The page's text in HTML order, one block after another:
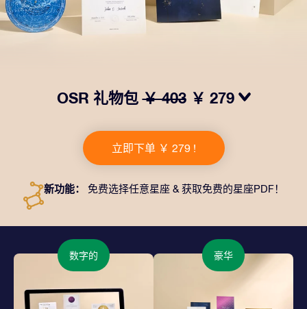
OSR 礼物包￥ 403 ￥ 279
一个精美的信封、寄往您的收货地址的个性化文档、电子
文件以及免费应用程序。这是一种向亲友赠送永恒礼物的
神奇方式。
立即下单 ￥ 279 !
新功能： 免费选择任意星座 & 获取免费的星座PDF！
数字的 豪华